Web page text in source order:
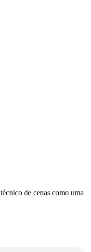
de cenas como uma